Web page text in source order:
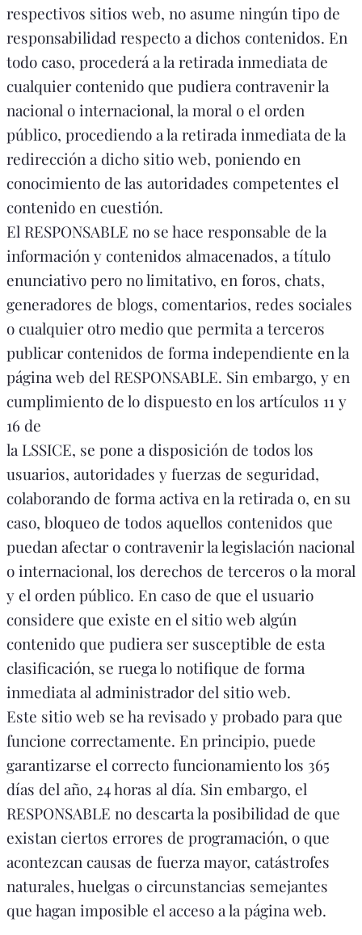
respectivos sitios web, no asume ningún tipo de
responsabilidad respecto a dichos contenidos. En
todo caso, procederá a la retirada inmediata de
cualquier contenido que pudiera contravenir la
nacional o internacional, la moral o el orden
público, procediendo a la retirada inmediata de la
redirección a dicho sitio web, poniendo en
conocimiento de las autoridades competentes el
contenido en cuestión.
El RESPONSABLE no se hace responsable de la
información y contenidos almacenados, a título
enunciativo pero no limitativo, en foros, chats,
generadores de blogs, comentarios, redes sociales
o cualquier otro medio que permita a terceros
publicar contenidos de forma independiente en la
página web del RESPONSABLE. Sin embargo, y en
cumplimiento de lo dispuesto en los artículos 11 y
16 de
la LSSICE, se pone a disposición de todos los
usuarios, autoridades y fuerzas de seguridad,
colaborando de forma activa en la retirada o, en su
caso, bloqueo de todos aquellos contenidos que
puedan afectar o contravenir la legislación nacional
o internacional, los derechos de terceros o la moral
y el orden público. En caso de que el usuario
considere que existe en el sitio web algún
contenido que pudiera ser susceptible de esta
clasificación, se ruega lo notifique de forma
inmediata al administrador del sitio web.
Este sitio web se ha revisado y probado para que
funcione correctamente. En principio, puede
garantizarse el correcto funcionamiento los 365
días del año, 24 horas al día. Sin embargo, el
RESPONSABLE no descarta la posibilidad de que
existan ciertos errores de programación, o que
acontezcan causas de fuerza mayor, catástrofes
naturales, huelgas o circunstancias semejantes
que hagan imposible el acceso a la página web.